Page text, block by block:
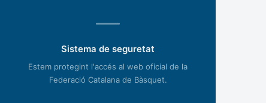
Sistema de seguretat
Estem protegint l'accés al web oficial de la
Federació Catalana de Bàsquet.